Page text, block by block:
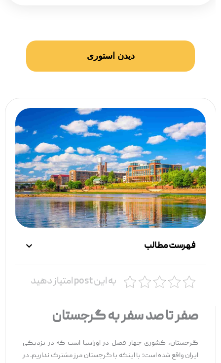
دیدن استوری
فهرست مطالب
به این post امتیاز دهید
صفر تا صد سفر به گرجستان
گرجستان، کشوری چهار فصل در اوراسیا است که در نزدیکی
ایران واقع شده است؛ با اینکه با گرجستان مرز مشترک نداریم. در